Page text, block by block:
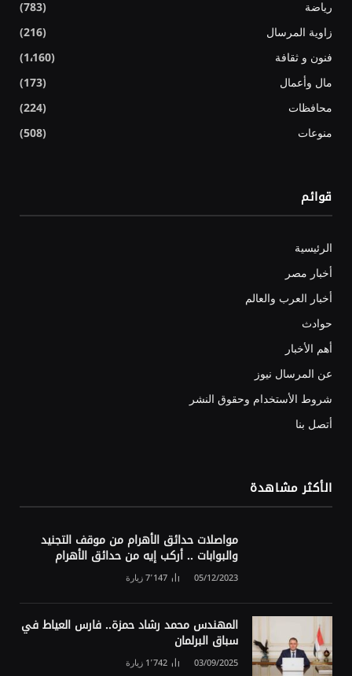
رياضة
(783)
زاوية المرسال
(216)
فنون و ثقافة
(1٬160)
مال وأعمال
(173)
محافظات
(224)
منوعات
(508)
قوائم
الرئيسية
أخبار مصر
أخبار العرب والعالم
حوادث
أهم الأخبار
عن المرسال نيوز
شروط الأستخدام وحقوق النشر
أتصل بنا
الأكثر مشاهدة
مواصلات حدائق الأهرام من موقف التجنيد
والبوابات .. أركب إيه من حدائق الأهرام
05/12/2023 7٬147زيارة
المهندس محمد رشاد حمزة.. فارس العياط في
سباق البرلمان
03/09/2025 1٬742زيارة